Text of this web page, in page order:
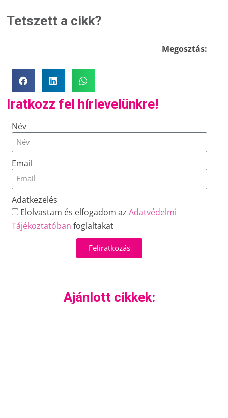
Tetszett a cikk?
Megosztás:
Iratkozz fel hírlevelünkre!
Név
Email
Adatkezelés
Elolvastam és elfogadom azAdatvédelmi
Tájékoztatóban foglaltakat
Feliratkozás
Ajánlott cikkek: